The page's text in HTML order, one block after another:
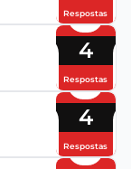
Respostas
4
Respostas
4
Respostas